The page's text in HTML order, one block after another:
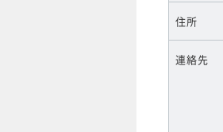
住所
連絡先